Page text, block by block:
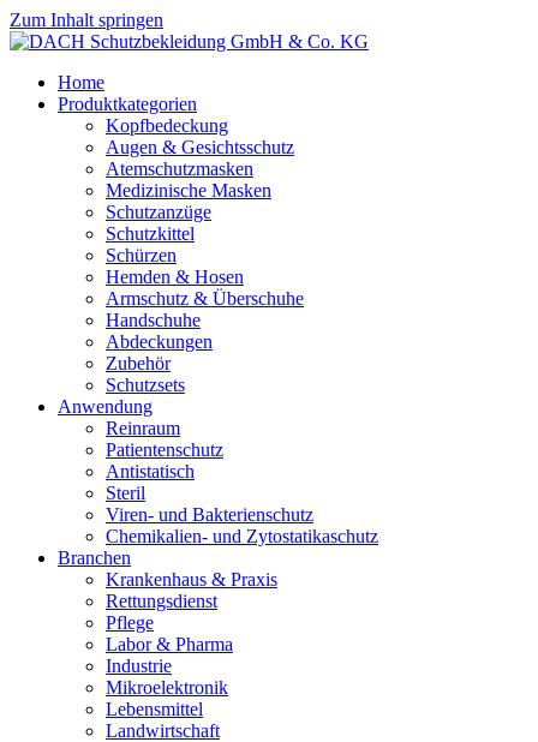
Zum Inhalt springen
Home
Produktkategorien
Kopfbedeckung
Augen & Gesichtsschutz
Atemschutzmasken
Medizinische Masken
Schutzanzüge
Schutzkittel
Schürzen
Hemden & Hosen
Armschutz & Überschuhe
Handschuhe
Abdeckungen
Zubehör
Schutzsets
Anwendung
Reinraum
Patientenschutz
Antistatisch
Steril
Viren- und Bakterienschutz
Chemikalien- und Zytostatikaschutz
Branchen
Krankenhaus & Praxis
Rettungsdienst
Pflege
Labor & Pharma
Industrie
Mikroelektronik
Lebensmittel
Landwirtschaft